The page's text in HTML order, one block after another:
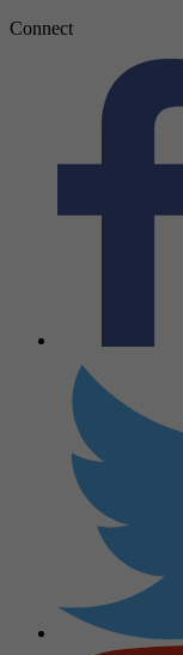
Connect